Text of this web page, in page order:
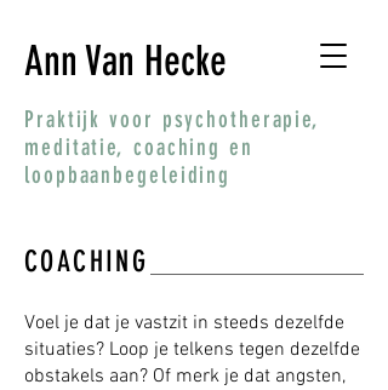
Ann Van Hecke
Praktijk voor psychotherapie,
meditatie, coaching en
loopbaanbegeleiding
COACHING
Voel je dat je vastzit in steeds dezelfde
situaties? Loop je telkens tegen dezelfde
obstakels aan? Of merk je dat angsten,